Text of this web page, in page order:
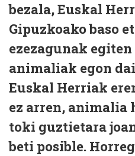
bezala, Euskal
Gipuzkoako baso
ezezagunak
animaliak egon
Euskal Herriak
ez arren, animalia
toki guztietara
beti posible.